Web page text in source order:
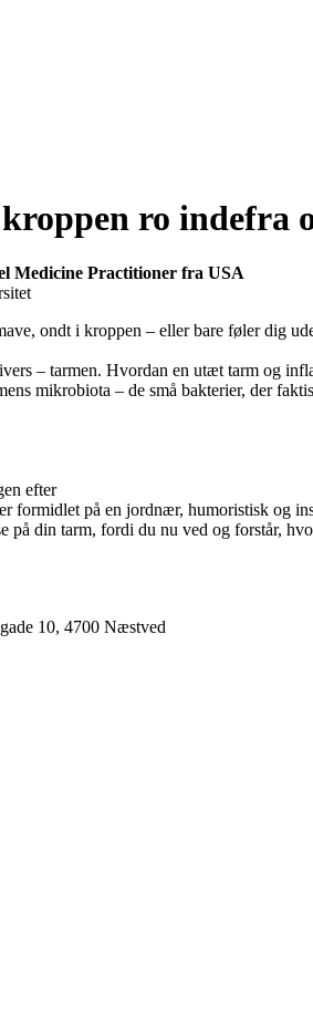
ro indefra
Medicine Practitioner fra USA
ondt i kroppen – eller bare føler dig
– tarmen. Hvordan en utæt tarm og
mikrobiota – de små bakterier, der
efter
formidlet på en jordnær, humoristisk og
på din tarm, fordi du nu ved og forstår,
10, 4700 Næstved